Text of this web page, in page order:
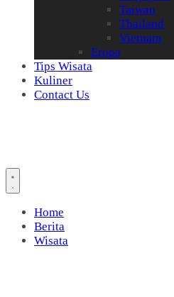
Taiwan
Thailand
Vietnam
Eropa
Tips Wisata
Kuliner
Contact Us
Home
Berita
Wisata